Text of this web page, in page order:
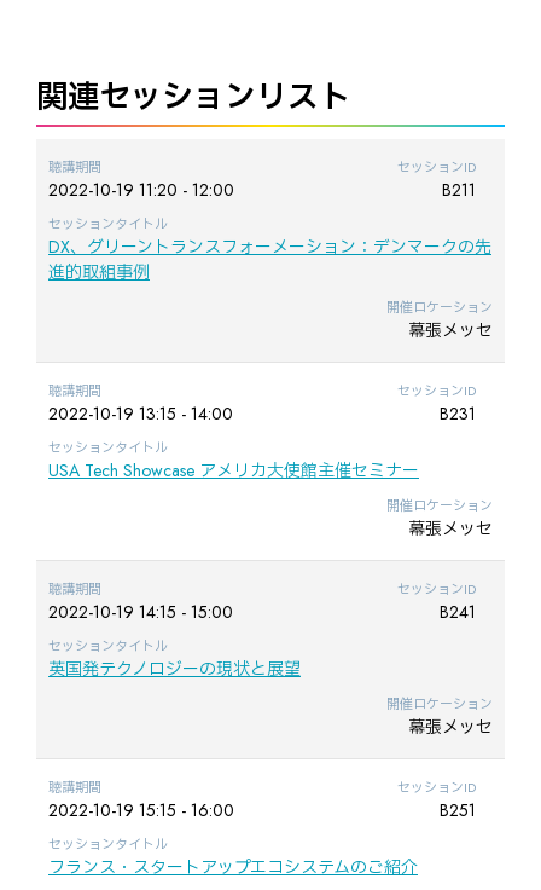
関連セッションリスト
聴講期間
2022-10-19 11:20 - 12:00
セッションID
B211
セッションタイトル
DX、グリーントランスフォーメーション：デンマークの先
進的取組事例
開催ロケーション
幕張メッセ
聴講期間
2022-10-19 13:15 - 14:00
セッションID
B231
セッションタイトル
USA Tech Showcase アメリカ大使館主催セミナー
開催ロケーション
幕張メッセ
聴講期間
2022-10-19 14:15 - 15:00
セッションID
B241
セッションタイトル
英国発テクノロジーの現状と展望
開催ロケーション
幕張メッセ
聴講期間
2022-10-19 15:15 - 16:00
セッションID
B251
セッションタイトル
フランス・スタートアップエコシステムのご紹介